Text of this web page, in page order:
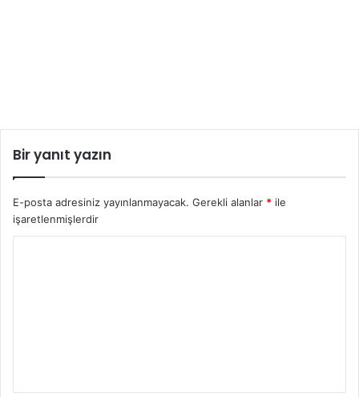
Bir yanıt yazın
E-posta adresiniz yayınlanmayacak. Gerekli alanlar * ile
işaretlenmişlerdir